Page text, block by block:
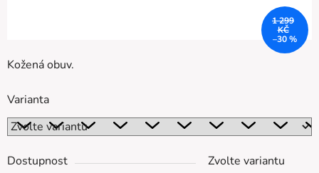
Kožená obuv.
Varianta
Dostupnost
Zvolte variantu
1 299
KČ
–30 %